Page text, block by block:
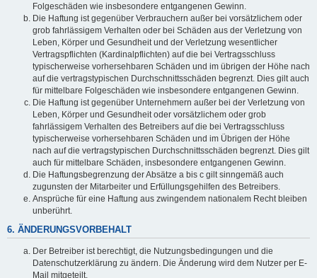
Folgeschäden wie insbesondere entgangenen Gewinn.
Die Haftung ist gegenüber Verbrauchern außer bei vorsätzlichem oder
grob fahrlässigem Verhalten oder bei Schäden aus der Verletzung von
Leben, Körper und Gesundheit und der Verletzung wesentlicher
Vertragspflichten (Kardinalpflichten) auf die bei Vertragsschluss
typischerweise vorhersehbaren Schäden und im übrigen der Höhe nach
auf die vertragstypischen Durchschnittsschäden begrenzt. Dies gilt auch
für mittelbare Folgeschäden wie insbesondere entgangenen Gewinn.
Die Haftung ist gegenüber Unternehmern außer bei der Verletzung von
Leben, Körper und Gesundheit oder vorsätzlichem oder grob
fahrlässigem Verhalten des Betreibers auf die bei Vertragsschluss
typischerweise vorhersehbaren Schäden und im Übrigen der Höhe
nach auf die vertragstypischen Durchschnittsschäden begrenzt. Dies gilt
auch für mittelbare Schäden, insbesondere entgangenen Gewinn.
Die Haftungsbegrenzung der Absätze a bis c gilt sinngemäß auch
zugunsten der Mitarbeiter und Erfüllungsgehilfen des Betreibers.
Ansprüche für eine Haftung aus zwingendem nationalem Recht bleiben
unberührt.
6. ÄNDERUNGSVORBEHALT
Der Betreiber ist berechtigt, die Nutzungsbedingungen und die
Datenschutzerklärung zu ändern. Die Änderung wird dem Nutzer per E-
Mail mitgeteilt.